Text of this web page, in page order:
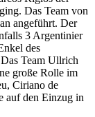
Das Team von
angeführt. Der
3 Argentinier
des
Team Ullrich
große Rolle im
Ciriano de
auf den Einzug in